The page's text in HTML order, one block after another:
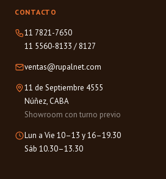
CONTACTO
11 7821-7650
11 5560-8133 / 8127
ventas@rupalnet.com
11 de Septiembre 4555
Núñez, CABA
Showroom con turno previo
Lun a Vie 10–13 y 16–19.30
Sáb 10.30–13.30